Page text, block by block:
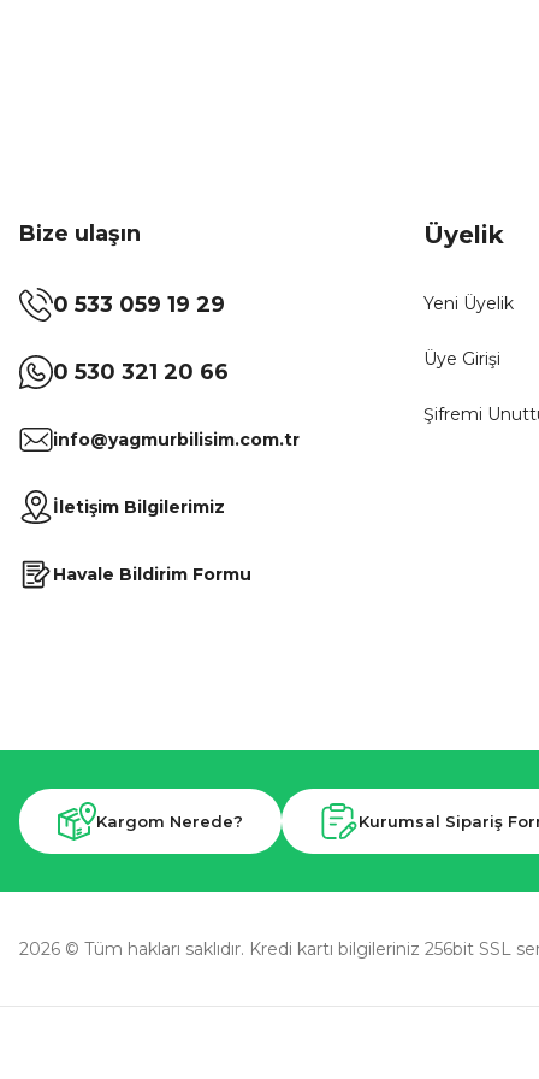
Bize ulaşın
0 533 059 19 29
0 530 321 20 66
info@yagmurbilisim.com.tr
İletişim Bilgilerimiz
Havale Bildirim Formu
Üyelik
Yeni Üyelik
Üye Girişi
Şifremi
Kargom Nerede? Kurumsal Sipariş
2026 © Tüm hakları saklıdır. Kredi kartı bilgileriniz 256bit SSL